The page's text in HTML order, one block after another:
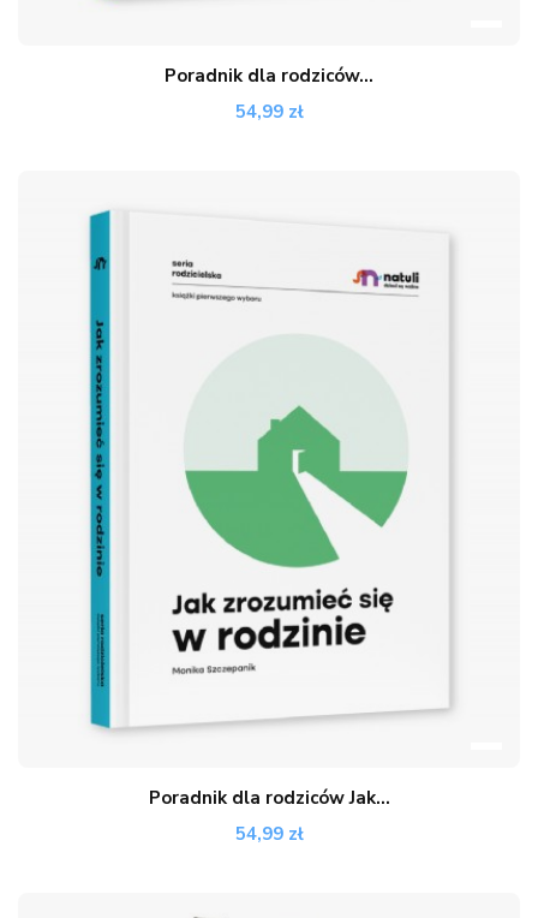
Poradnik dla rodziców...
54,99 zł
Poradnik dla rodziców Jak...
54,99 zł